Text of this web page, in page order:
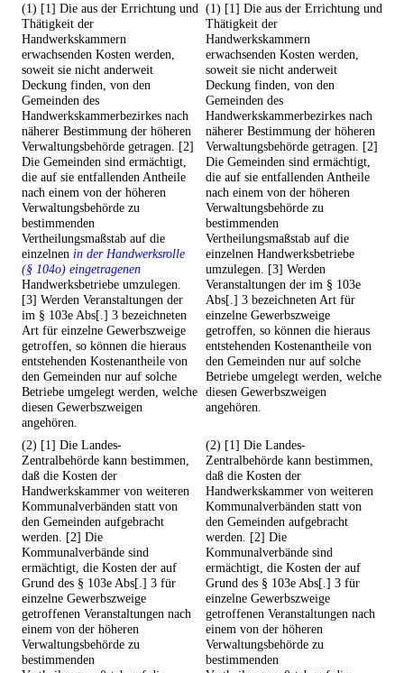
(1) [1] Die aus der Errichtung und
Thätigkeit der
Handwerkskammern
erwachsenden Kosten werden,
soweit sie nicht anderweit
Deckung finden, von den
Gemeinden des
Handwerkskammerbezirkes nach
näherer Bestimmung der höheren
Verwaltungsbehörde getragen. [2]
Die Gemeinden sind ermächtigt,
die auf sie entfallenden Antheile
nach einem von der höheren
Verwaltungsbehörde zu
bestimmenden
Vertheilungsmaßstab auf die
einzelnen in der Handwerksrolle
(§ 104o) eingetragenen
Handwerksbetriebe umzulegen.
[3] Werden Veranstaltungen der
im § 103e Abs[.] 3 bezeichneten
Art für einzelne Gewerbszweige
getroffen, so können die hieraus
entstehenden Kostenantheile von
den Gemeinden nur auf solche
Betriebe umgelegt werden, welche
diesen Gewerbszweigen
angehören.
(1) [1] Die aus der Errichtung und
Thätigkeit der
Handwerkskammern
erwachsenden Kosten werden,
soweit sie nicht anderweit
Deckung finden, von den
Gemeinden des
Handwerkskammerbezirkes nach
näherer Bestimmung der höheren
Verwaltungsbehörde getragen. [2]
Die Gemeinden sind ermächtigt,
die auf sie entfallenden Antheile
nach einem von der höheren
Verwaltungsbehörde zu
bestimmenden
Vertheilungsmaßstab auf die
einzelnen Handwerksbetriebe
umzulegen. [3] Werden
Veranstaltungen der im § 103e
Abs[.] 3 bezeichneten Art für
einzelne Gewerbszweige
getroffen, so können die hieraus
entstehenden Kostenantheile von
den Gemeinden nur auf solche
Betriebe umgelegt werden, welche
diesen Gewerbszweigen
angehören.
(2) [1] Die Landes-
Zentralbehörde kann bestimmen,
daß die Kosten der
Handwerkskammer von weiteren
Kommunalverbänden statt von
den Gemeinden aufgebracht
werden. [2] Die
Kommunalverbände sind
ermächtigt, die Kosten der auf
Grund des § 103e Abs[.] 3 für
einzelne Gewerbszweige
getroffenen Veranstaltungen nach
einem von der höheren
Verwaltungsbehörde zu
bestimmenden
(2) [1] Die Landes-
Zentralbehörde kann bestimmen,
daß die Kosten der
Handwerkskammer von weiteren
Kommunalverbänden statt von
den Gemeinden aufgebracht
werden. [2] Die
Kommunalverbände sind
ermächtigt, die Kosten der auf
Grund des § 103e Abs[.] 3 für
einzelne Gewerbszweige
getroffenen Veranstaltungen nach
einem von der höheren
Verwaltungsbehörde zu
bestimmenden